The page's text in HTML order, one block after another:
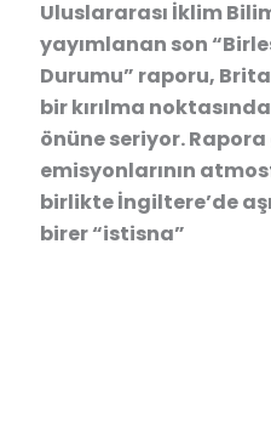
Uluslararası İklim
yayımlanan son
Durumu” raporu,
bir kırılma
önüne seriyor.
emisyonlarının
birlikte İngiltere’de
birer “istisna”